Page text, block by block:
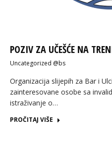
POZIV ZA UČEŠĆE NA
Uncategorized @bs
Organizacija slijepih za Bar i
zainteresovane osobe sa
istraživanje o…
PROČITAJ VIŠE